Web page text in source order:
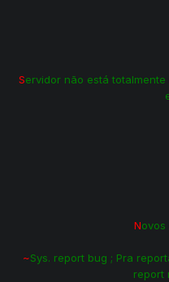
Servidor não está
Novos
~Sys. report bug ; Pra
report